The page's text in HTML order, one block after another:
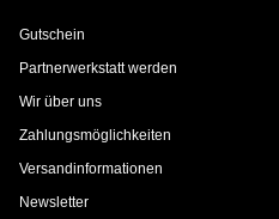
Gutschein
Partnerwerkstatt werden
Wir über uns
Zahlungsmöglichkeiten
Versandinformationen
Newsletter